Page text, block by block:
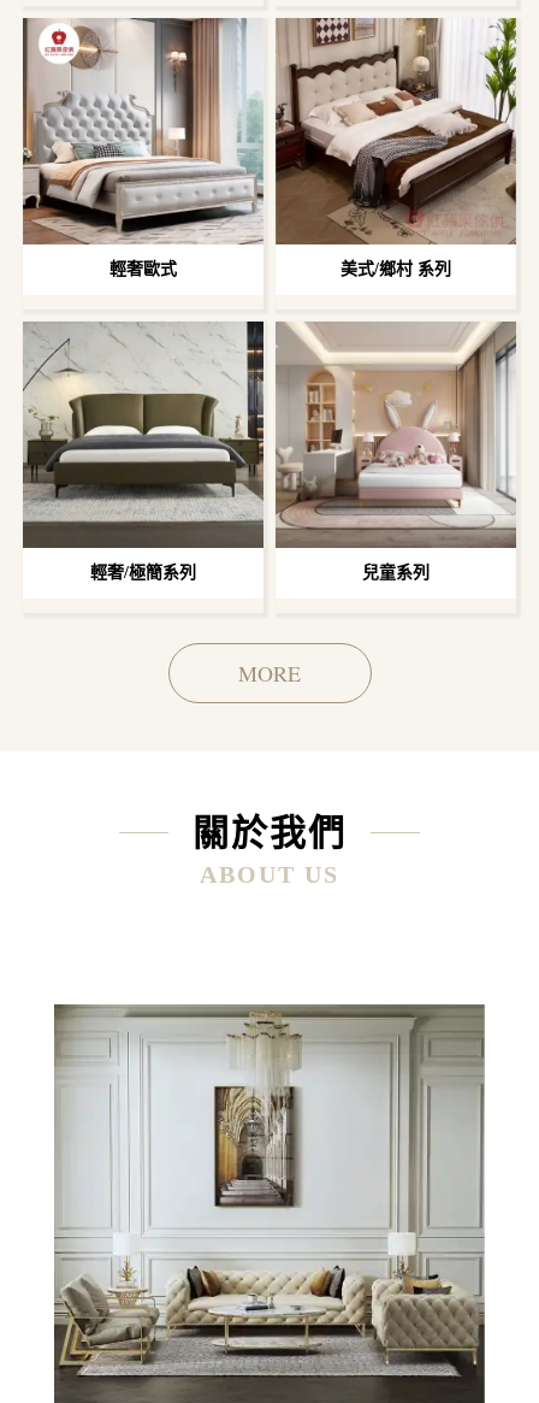
輕奢歐式 美式/鄉村 系列
輕奢/極簡系列 兒童系列
MORE
關於我們
ABOUT US